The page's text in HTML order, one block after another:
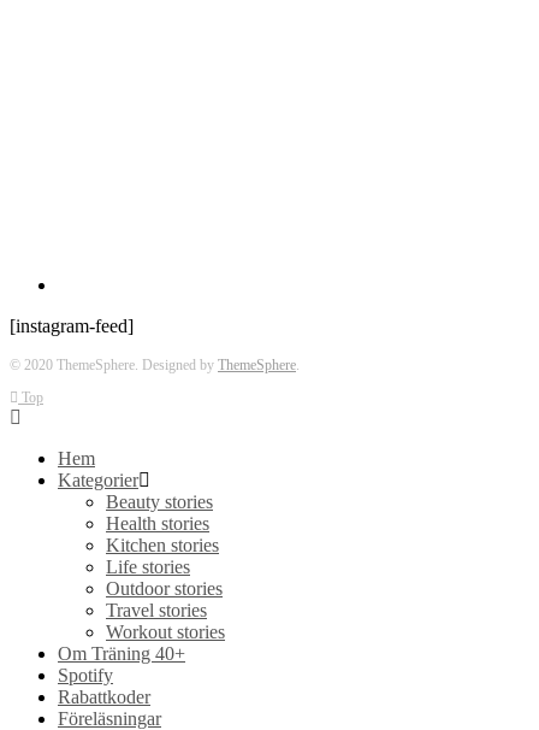
[instagram-feed]
© 2020 ThemeSphere. Designed by ThemeSphere.
Top
Hem
Kategorier
Beauty stories
Health stories
Kitchen stories
Life stories
Outdoor stories
Travel stories
Workout stories
Om Träning 40+
Spotify
Rabattkoder
Föreläsningar